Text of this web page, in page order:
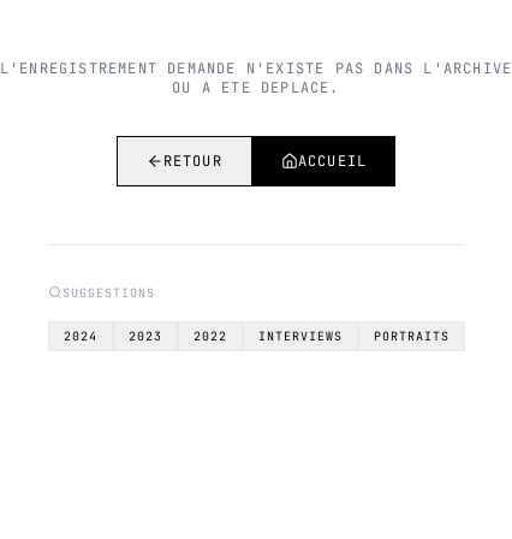
L'ENREGISTREMENT DEMANDE N'EXISTE PAS DANS L'ARCHIVE
OU A ETE DEPLACE.
RETOUR ACCUEIL
SUGGESTIONS
2024 2023 2022 INTERVIEWS PORTRAITS